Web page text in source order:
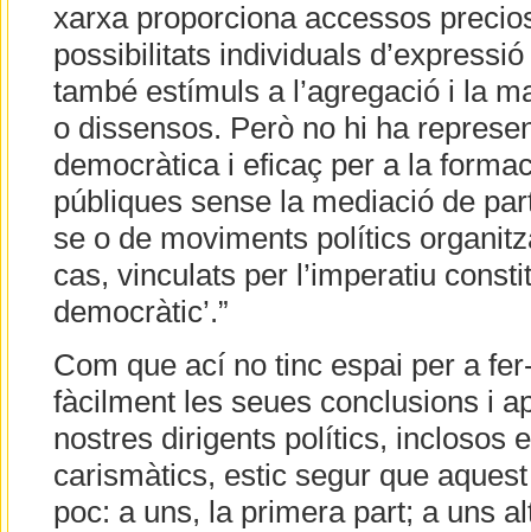
xarxa proporciona accessos
possibilitats individuals
també estímuls a l’agregació i la
o dissensos. Però no hi ha
democràtica i eficaç per a la
públiques sense la mediació de
se o de moviments polítics
cas, vinculats per l’imperatiu
democràtic’.”
Com que ací no tinc espai per a
fàcilment les seues conclusions i
nostres dirigents polítics, inclosos
carismàtics, estic segur que
poc: a uns, la primera part; a uns